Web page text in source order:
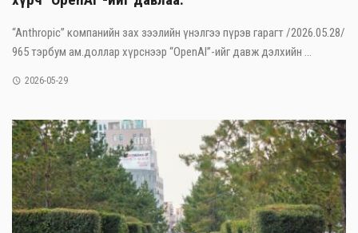
“Anthropic” компанийн зах зээлийн үнэлгээ пүрэв гарагт /2026.05.28/
965 тэрбум ам.доллар хүрснээр “OpenAI”-ийг давж дэлхийн ...
2026-05-29